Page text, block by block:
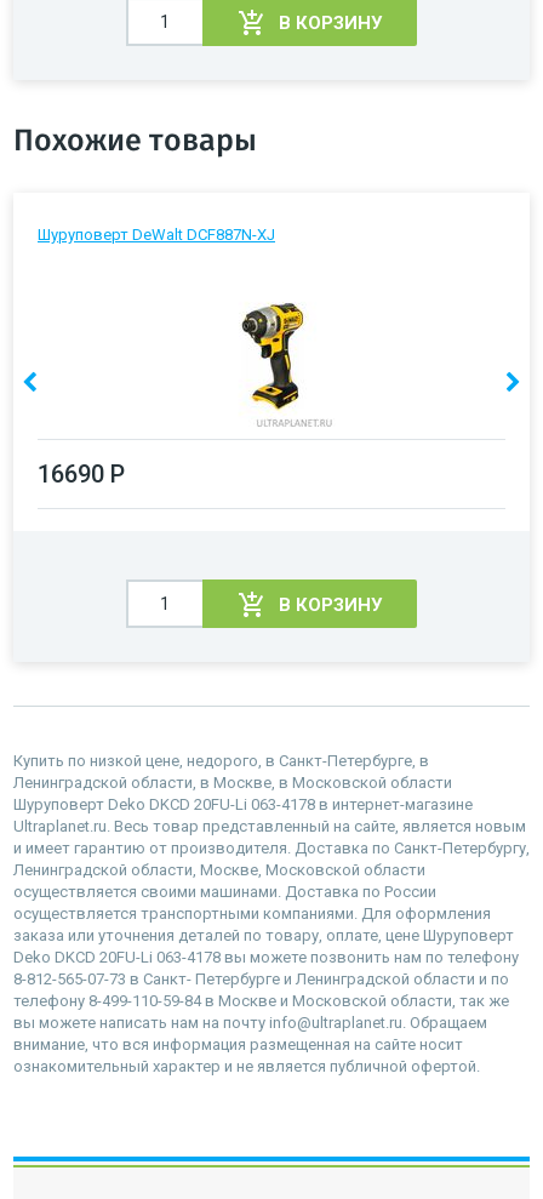
В КОРЗИНУ
Похожие товары
Шуруповерт DeWalt DCF887N-XJ
16690 Р
В КОРЗИНУ
Купить по низкой цене, недорого, в Санкт-Петербурге, в
Ленинградской области, в Москве, в Московской области
Шуруповерт Deko DKCD 20FU-Li 063-4178 в интернет-магазине
Ultraplanet.ru. Весь товар представленный на сайте, является новым
и имеет гарантию от производителя. Доставка по Санкт-Петербургу,
Ленинградской области, Москве, Московской области
осуществляется своими машинами. Доставка по России
осуществляется транспортными компаниями. Для оформления
заказа или уточнения деталей по товару, оплате, цене Шуруповерт
Deko DKCD 20FU-Li 063-4178 вы можете позвонить нам по телефону
8-812-565-07-73 в Санкт- Петербурге и Ленинградской области и по
телефону 8-499-110-59-84 в Москве и Московской области, так же
вы можете написать нам на почту info@ultraplanet.ru. Обращаем
внимание, что вся информация размещенная на сайте носит
ознакомительный характер и не является публичной офертой.
наверх